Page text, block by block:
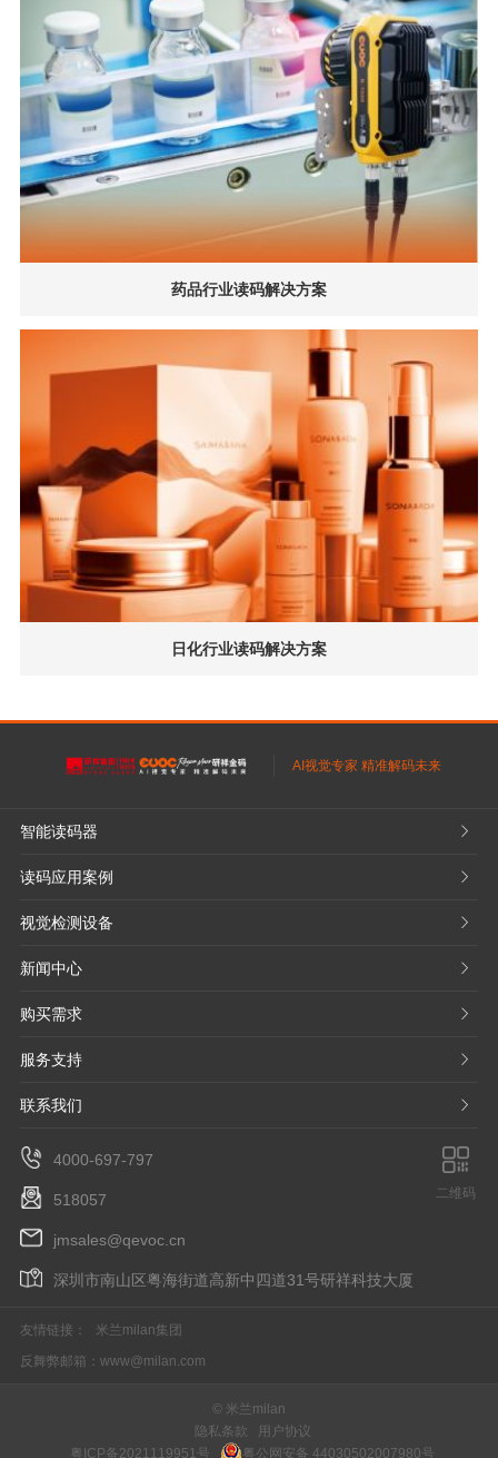
药品行业读码解决方案
日化行业读码解决方案
AI视觉专家 精准解码未来
智能读码器 𐃮
读码应用案例 𐃮
视觉检测设备 𐃮
新闻中心 𐃮
购买需求 𐃮
服务支持 𐃮
联系我们 𐃮
4000-697-797
518057
jmsales@qevoc.cn
深圳市南山区粤海街道高新中四道31号研祥科技大厦
二维码
友情链接：
米兰milan集团
反舞弊邮箱： www@milan.com
© 米兰milan
隐私条款
用户协议
粤ICP备2021119951号
粤公网安备 44030502007980号